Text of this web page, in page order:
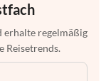
erhalte regelmäßig
Reisetrends.